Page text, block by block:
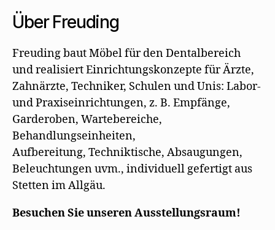
Über Freuding
Freuding baut Möbel für den Dentalbereich
und realisiert Einrichtungskonzepte für Ärzte,
Zahnärzte, Techniker, Schulen und Unis: Labor-
und Praxiseinrichtungen, z. B. Empfänge,
Garderoben, Wartebereiche,
Behandlungseinheiten,
Aufbereitung, Techniktische, Absaugungen,
Beleuchtungen uvm., individuell gefertigt aus
Stetten im Allgäu.
Besuchen Sie unseren Ausstellungsraum!